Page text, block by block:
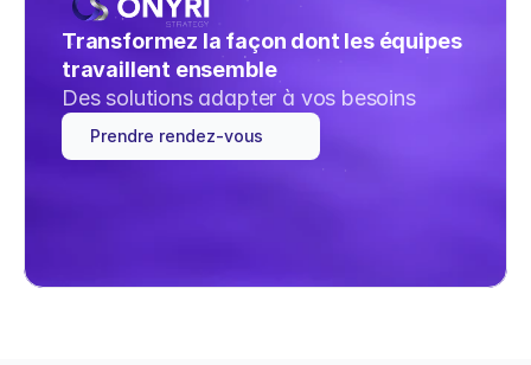
Transformez la façon dont les équipes
travaillent ensemble
Des solutions adapter à vos besoins
Prendre rendez-vous